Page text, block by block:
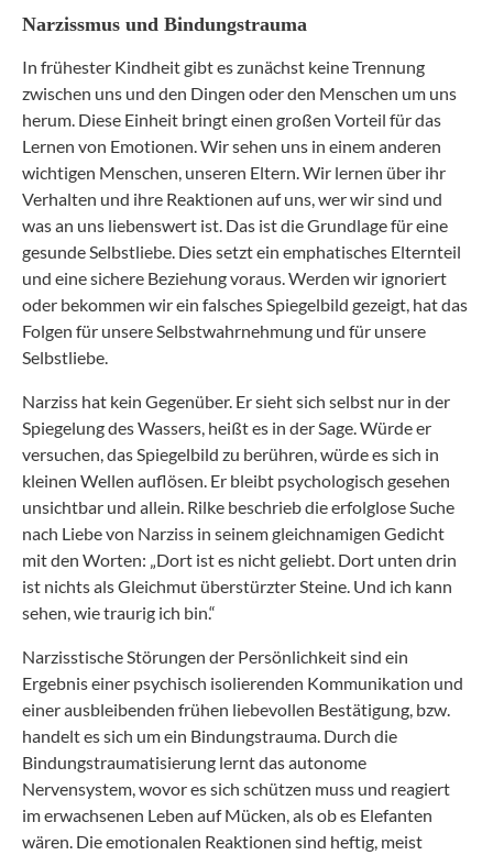
Narzissmus und Bindungstrauma
In frühester Kindheit gibt es zunächst keine Trennung
zwischen uns und den Dingen oder den Menschen um uns
herum. Diese Einheit bringt einen großen Vorteil für das
Lernen von Emotionen. Wir sehen uns in einem anderen
wichtigen Menschen, unseren Eltern. Wir lernen über ihr
Verhalten und ihre Reaktionen auf uns, wer wir sind und
was an uns liebenswert ist. Das ist die Grundlage für eine
gesunde Selbstliebe. Dies setzt ein emphatisches Elternteil
und eine sichere Beziehung voraus. Werden wir ignoriert
oder bekommen wir ein falsches Spiegelbild gezeigt, hat das
Folgen für unsere Selbstwahrnehmung und für unsere
Selbstliebe.
Narziss hat kein Gegenüber. Er sieht sich selbst nur in der
Spiegelung des Wassers, heißt es in der Sage. Würde er
versuchen, das Spiegelbild zu berühren, würde es sich in
kleinen Wellen auflösen. Er bleibt psychologisch gesehen
unsichtbar und allein. Rilke beschrieb die erfolglose Suche
nach Liebe von Narziss in seinem gleichnamigen Gedicht
mit den Worten: „Dort ist es nicht geliebt. Dort unten drin
ist nichts als Gleichmut überstürzter Steine. Und ich kann
sehen, wie traurig ich bin.“
Narzisstische Störungen der Persönlichkeit sind ein
Ergebnis einer psychisch isolierenden Kommunikation und
einer ausbleibenden frühen liebevollen Bestätigung, bzw.
handelt es sich um ein Bindungstrauma. Durch die
Bindungstraumatisierung lernt das autonome
Nervensystem, wovor es sich schützen muss und reagiert
im erwachsenen Leben auf Mücken, als ob es Elefanten
wären. Die emotionalen Reaktionen sind heftig, meist